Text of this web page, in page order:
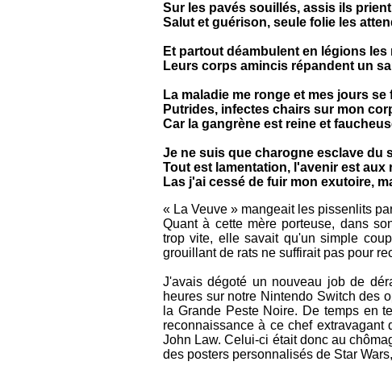
Sur les pavés souillés, assis ils
Salut et guérison, seule folie les
Et partout déambulent en légions les
Leurs corps amincis répandent un
La maladie me ronge et mes jours se
Putrides, infectes chairs sur mon
Car la gangrène est reine et
Je ne suis que charogne esclave du
Tout est lamentation, l'avenir est aux
Las j'ai cessé de fuir mon exutoire,
« La Veuve » mangeait les pissenlits
Quant à cette mère porteuse, dans
trop vite, elle savait qu'un simple
grouillant de rats ne suffirait pas pour
J'avais dégoté un nouveau job de
heures sur notre Nintendo Switch des
la Grande Peste Noire. De temps en
reconnaissance à ce chef
John Law. Celui-ci était donc au
des posters personnalisés de Star